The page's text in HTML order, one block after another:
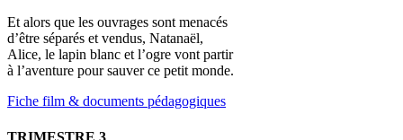
Et alors que les ouvrages sont menacés
d’être séparés et vendus, Natanaël,
Alice, le lapin blanc et l’ogre vont partir
à l’aventure pour sauver ce petit monde.
Fiche film & documents pédagogiques
TRIMESTRE 3